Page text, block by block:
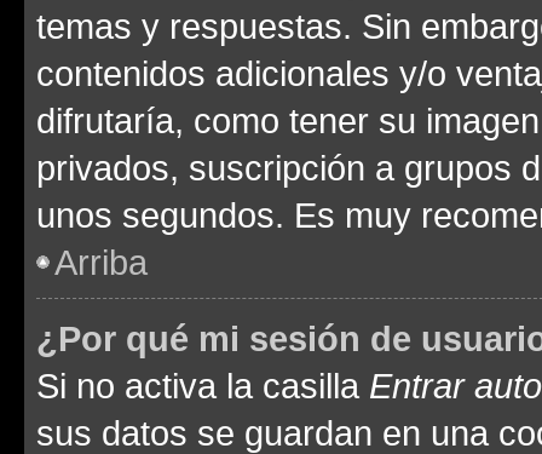
temas y respuestas. Sin
contenidos adicionales y/o
difrutaría, como tener su
privados, suscripción a grupos
unos segundos. Es muy
Arriba
¿Por qué mi sesión de
Si no activa la casilla Entrar
sus datos se guardan en una